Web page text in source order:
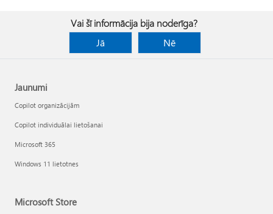
Vai šī informācija bija noderīga?
Jā
Nē
Jaunumi
Copilot organizācijām
Copilot individuālai lietošanai
Microsoft 365
Windows 11 lietotnes
Microsoft Store